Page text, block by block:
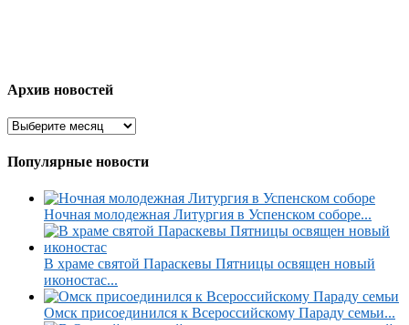
Архив новостей
Популярные новости
Ночная молодежная Литургия в Успенском соборе...
В храме святой Параскевы Пятницы освящен новый
иконостас...
Омск присоединился к Всероссийскому Параду семьи...